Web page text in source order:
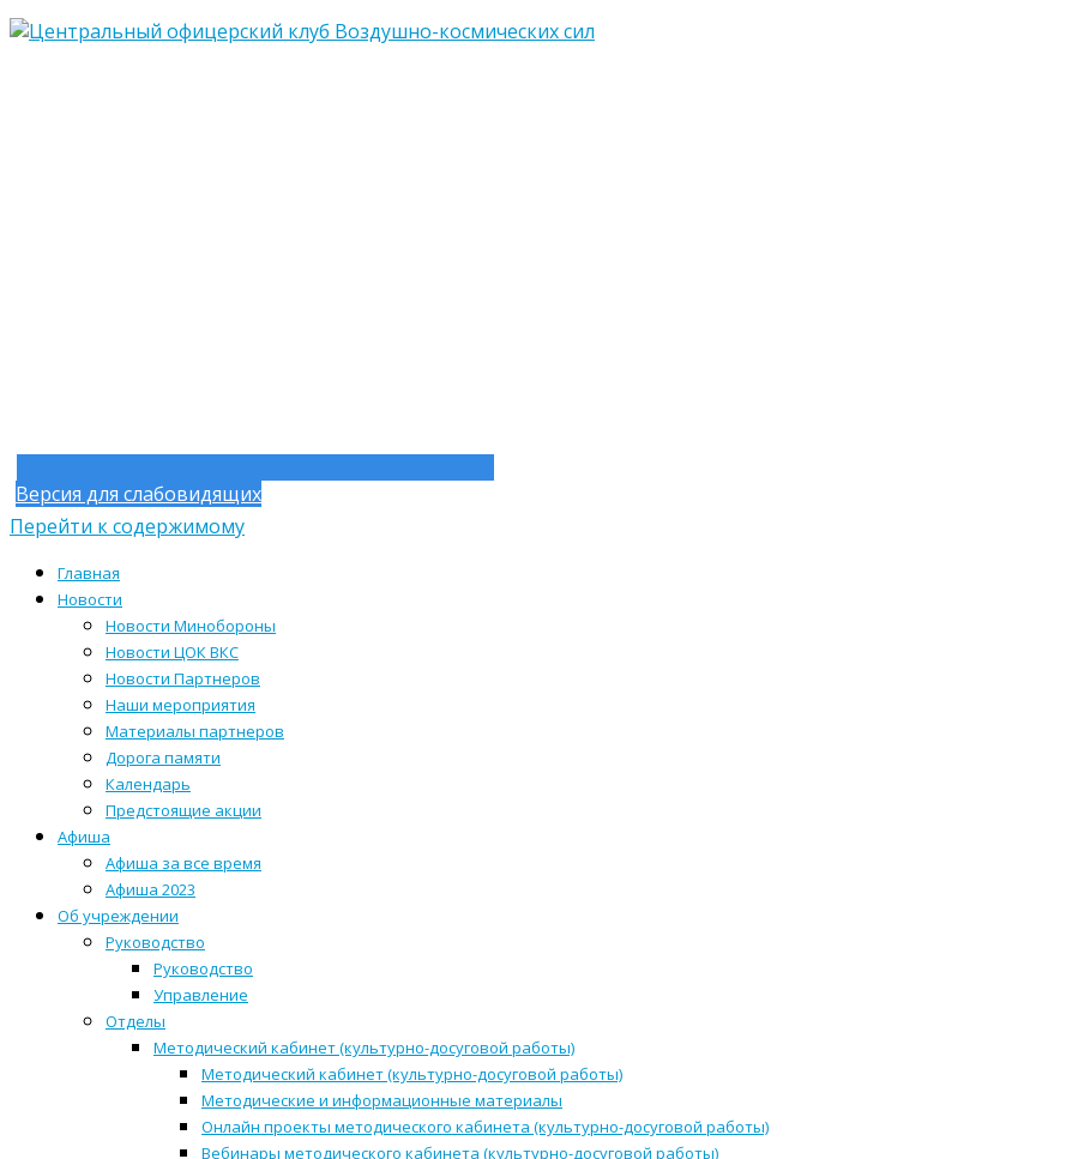
Версия для слабовидящих
Перейти к содержимому
Главная
Новости
Новости Минобороны
Новости ЦОК ВКС
Новости Партнеров
Наши мероприятия
Материалы партнеров
Дорога памяти
Календарь
Предстоящие акции
Афиша
Афиша за все время
Афиша 2023
Об учреждении
Руководство
Руководство
Управление
Отделы
Методический кабинет (культурно-досуговой работы)
Методический кабинет (культурно-досуговой работы)
Методические и информационные материалы
Онлайн проекты методического кабинета (культурно-досуговой работы)
Вебинары методического кабинета (культурно-досуговой работы)